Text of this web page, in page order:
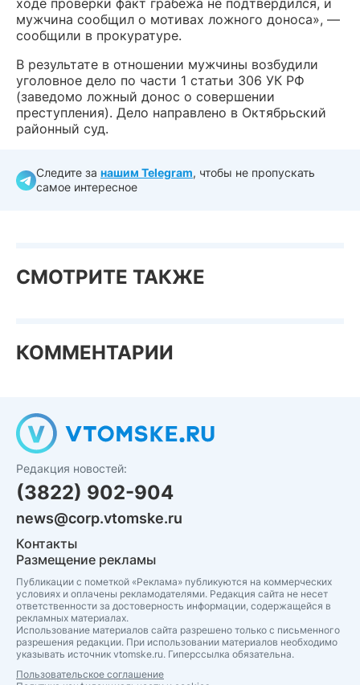
ходе проверки факт грабежа не подтвердился, и
мужчина сообщил о мотивах ложного доноса», —
сообщили в прокуратуре.
В результате в отношении мужчины возбудили
уголовное дело по части 1 статьи 306 УК РФ
(заведомо ложный донос о совершении
преступления). Дело направлено в Октябрьский
районный суд.
Следите за нашим Telegram, чтобы не пропускать
самое интересное
СМОТРИТЕ ТАКЖЕ
КОММЕНТАРИИ
Редакция новостей:
(3822) 902-904
news@corp.vtomske.ru
Контакты
Размещение рекламы
Публикации с пометкой «Реклама» публикуются на коммерческих
условиях и оплачены рекламодателями. Редакция сайта не несет
ответственности за достоверность информации, содержащейся в
рекламных материалах.
Использование материалов сайта разрешено только с письменного
разрешения редакции. При использовании материалов необходимо
указывать источник vtomske.ru. Гиперссылка обязательна.
Пользовательское соглашение